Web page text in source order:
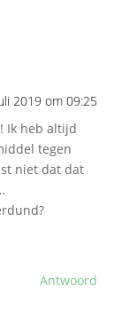
2019 om 09:25
Ik heb altijd
tegen
niet dat dat
Antwoord